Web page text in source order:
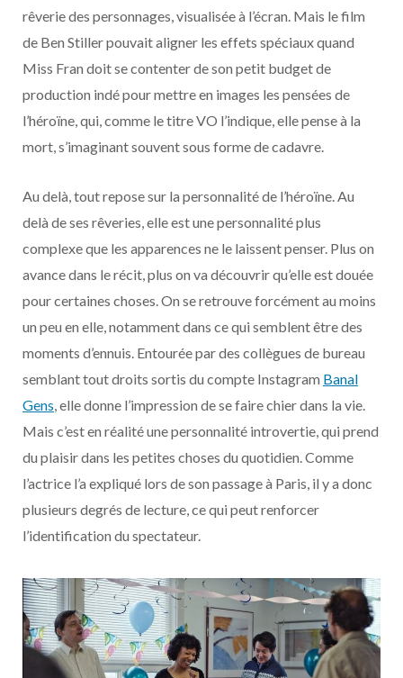
rêverie des personnages, visualisée à l’écran. Mais le film
de Ben Stiller pouvait aligner les effets spéciaux quand
Miss Fran doit se contenter de son petit budget de
production indé pour mettre en images les pensées de
l’héroïne, qui, comme le titre VO l’indique, elle pense à la
mort, s’imaginant souvent sous forme de cadavre.
Au delà, tout repose sur la personnalité de l’héroïne. Au
delà de ses rêveries, elle est une personnalité plus
complexe que les apparences ne le laissent penser. Plus on
avance dans le récit, plus on va découvrir qu’elle est douée
pour certaines choses. On se retrouve forcément au moins
un peu en elle, notamment dans ce qui semblent être des
moments d’ennuis. Entourée par des collègues de bureau
semblant tout droits sortis du compte Instagram Banal
Gens, elle donne l’impression de se faire chier dans la vie.
Mais c’est en réalité une personnalité introvertie, qui prend
du plaisir dans les petites choses du quotidien. Comme
l’actrice l’a expliqué lors de son passage à Paris, il y a donc
plusieurs degrés de lecture, ce qui peut renforcer
l’identification du spectateur.